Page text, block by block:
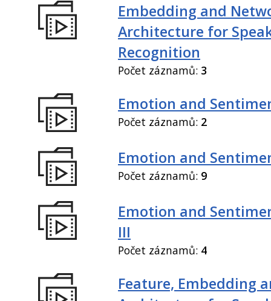
Embedding and
Architecture for
Recognition
Počet záznamů: 3
Emotion and
Počet záznamů: 2
Emotion and
Počet záznamů: 9
Emotion and
III
Počet záznamů: 4
Feature, Embedding